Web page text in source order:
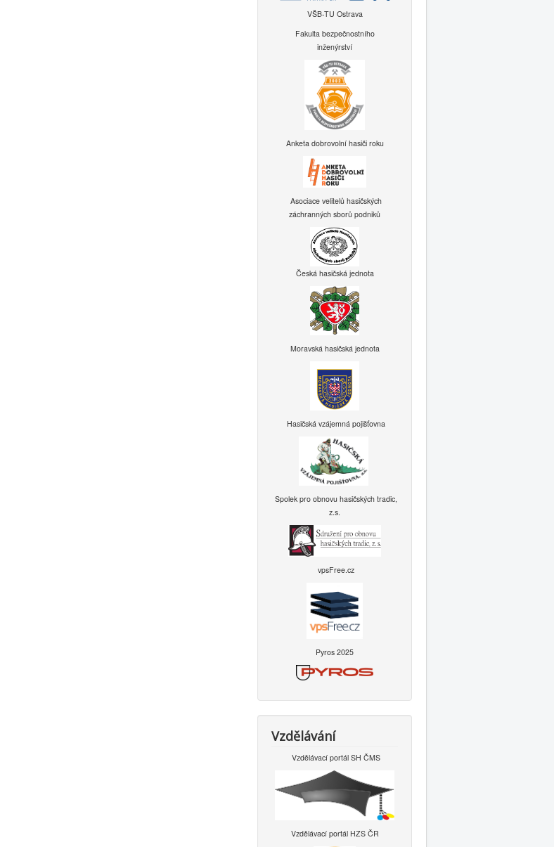
VŠB-TU Ostrava
Fakulta bezpečnostního
inženýrství
Anketa dobrovolní hasiči roku
Asociace velitelů hasičských
záchranných sborů podniků
Česká hasičská jednota
Moravská hasičská jednota
Hasičská vzájemná pojišťovna
Spolek pro obnovu hasičských tradic,
z.s.
vpsFree.cz
Pyros 2025
Vzdělávání
Vzdělávací portál SH ČMS
Vzdělávací portál HZS ČR